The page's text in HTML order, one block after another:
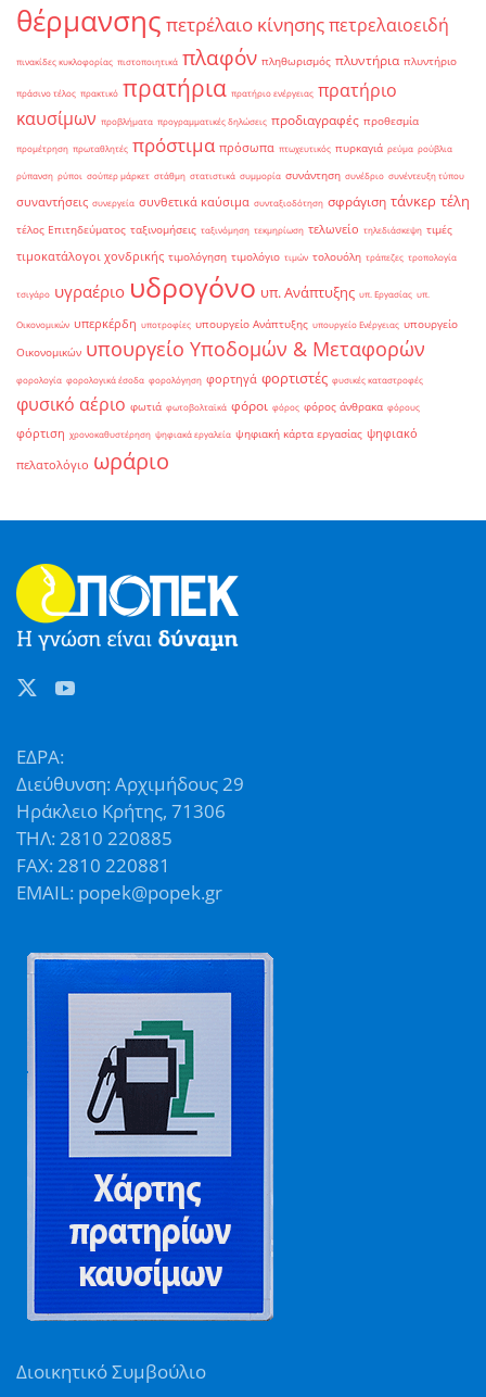
θέρμανσης πετρέλαιο κίνησηςπετρελαιοειδή
πινακίδες κυκλοφορίας πιστοποιητικά πλαφόν πληθωρισμός πλυντήρια πλυντήριο
πράσινο τέλος πρακτικό πρατήρια πρατήριο ενέργειας πρατήριο
καυσίμων προβλήματα προγραμματικές δηλώσεις προδιαγραφές προθεσμία
προμέτρηση πρωταθλητές πρόστιμα πρόσωπα πτωχευτικός πυρκαγιά ρεύμα ρούβλια
ρύπανση ρύποι σούπερ μάρκετ στάθμη στατιστικά συμμορία συνάντηση συνέδριο συνέντευξη τύπου
συναντήσεις συνεργεία συνθετικά καύσιμα συνταξιοδότηση σφράγιση τάνκερ τέλη
τέλος Επιτηδεύματος ταξινομήσεις ταξινόμηση τεκμηρίωση τελωνείο τηλεδιάσκεψη τιμές
τιμοκατάλογοι χονδρικής τιμολόγηση τιμολόγιο τιμών τολουόλη τράπεζες τροπολογία
τσιγάρο υγραέριο υδρογόνο υπ. Ανάπτυξης υπ. Εργασίας υπ.
Οικονομικών υπερκέρδη υποτροφίες υπουργείο Ανάπτυξης υπουργείο Ενέργειας υπουργείο
Οικονομικών υπουργείο Υποδομών & Μεταφορών
φορολογία φορολογικά έσοδα φορολόγηση φορτηγά φορτιστές φυσικές καταστροφές
φυσικό αέριο φωτιά φωτοβολταϊκά φόροι φόρος φόρος άνθρακα φόρους
φόρτιση χρονοκαθυστέρηση ψηφιακά εργαλεία ψηφιακή κάρτα εργασίας ψηφιακό
πελατολόγιο ωράριο
ΕΔΡΑ:
Διεύθυνση: Αρχιμήδους 29
Ηράκλειο Κρήτης, 71306
ΤΗΛ: 2810 220885
FAX: 2810 220881
EMAIL: popek@popek.gr
Διοικητικό Συμβούλιο